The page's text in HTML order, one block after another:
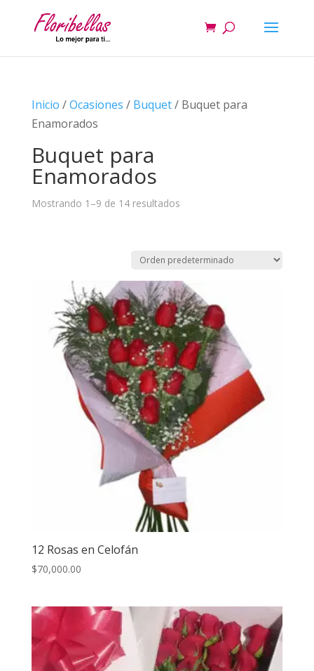
Inicio /Ocasiones / Buquet/ Buquet para
Enamorados
Buquet para
Enamorados
Mostrando 1–9 de 14 resultados
12 Rosas en Celofán
$70,000.00